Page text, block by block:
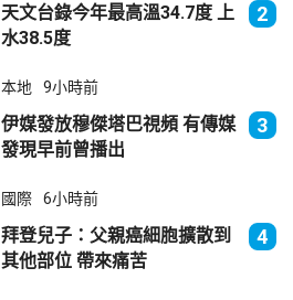
天文台錄今年最高溫34.7度 上
水38.5度
2
本地 9小時前
伊媒發放穆傑塔巴視頻 有傳媒
發現早前曾播出
3
國際 6小時前
拜登兒子：父親癌細胞擴散到
其他部位 帶來痛苦
4